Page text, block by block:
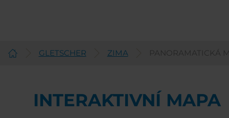
GLETSCHER ZIMA PANORAMATICKÁ
INTERAKTIVNÍ MAPA